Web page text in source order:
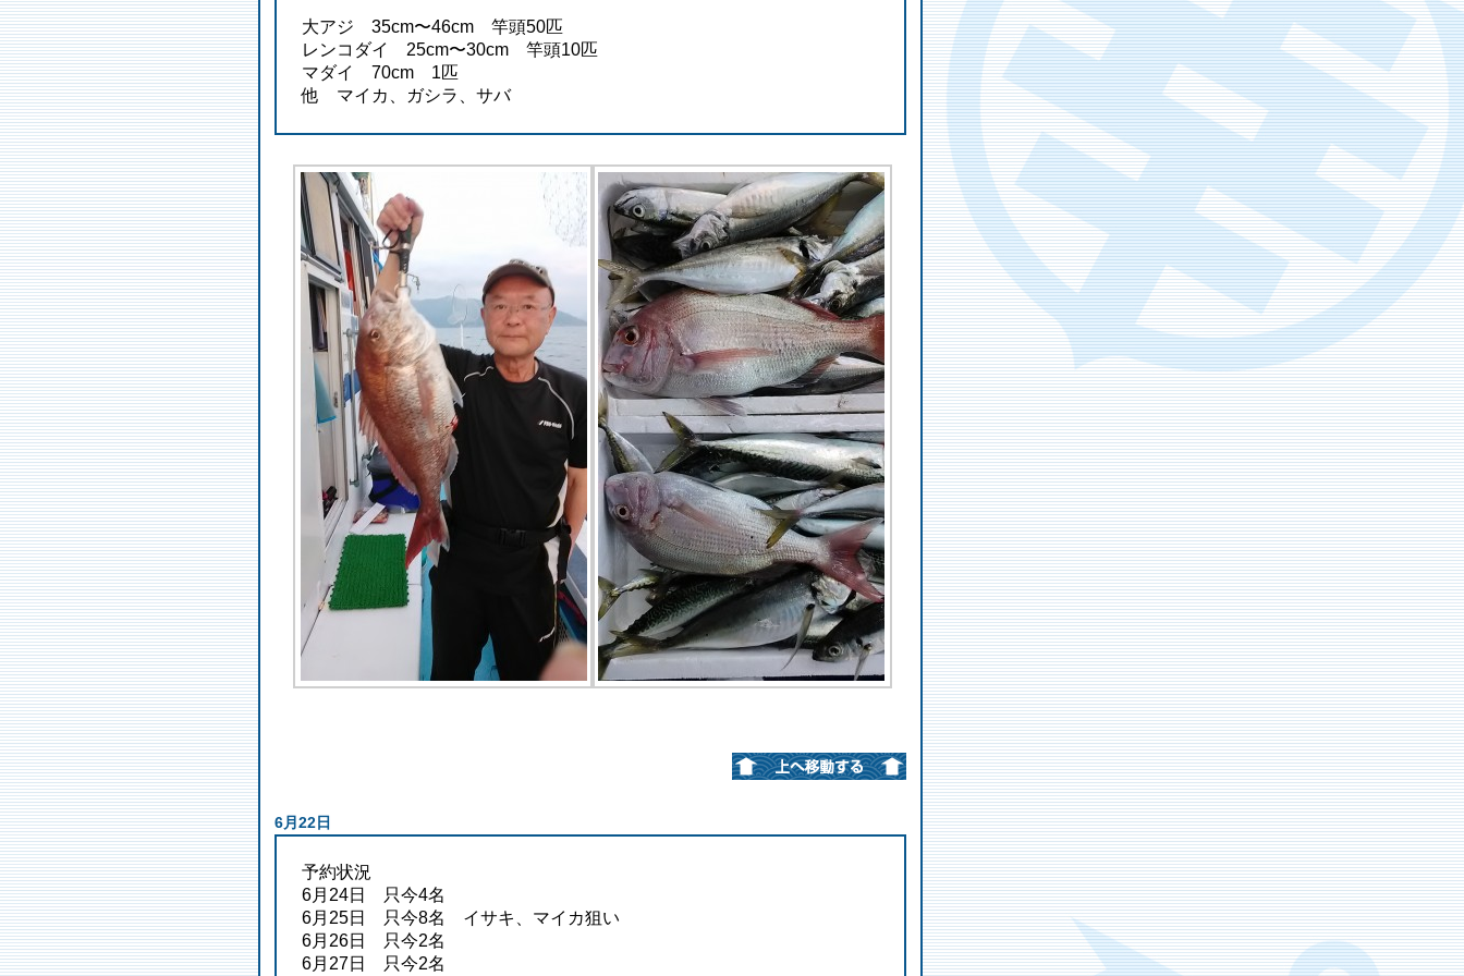
大アジ 35cm〜46cm 竿頭50匹
レンコダイ 25cm〜30cm 竿頭10匹
マダイ 70cm 1匹
他 マイカ、ガシラ、サバ
6月22日
予約状況
6月24日 只今4名
6月25日 只今8名 イサキ、マイカ狙い
6月26日 只今2名
6月27日 只今2名